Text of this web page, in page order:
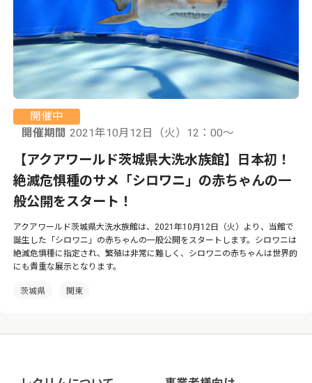
開催中
開催期間 2021年10月12日（火）12：00〜
【アクアワールド茨城県大洗水族館】日本初！
絶滅危惧種のサメ「シロワニ」の赤ちゃんの一
般公開をスタート！
アクアワールド茨城県大洗水族館は、2021年10月12日（火）より、当館で
誕生した「シロワニ」の赤ちゃんの一般公開をスタートします。シロワニは
絶滅危惧種に指定され、繁殖は非常に難しく、シロワニの赤ちゃんは世界的
にも貴重な展示となります。
茨城県 関東